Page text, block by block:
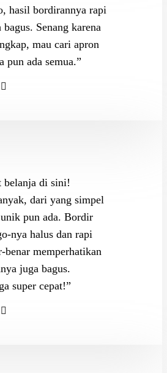
hasil bordirannya rapi
Senang karena
mau cari apron
pun ada semua.”
belanja di sini!
dari yang simpel
pun ada. Bordir
nya halus dan rapi
benar memperhatikan
juga bagus.
super cepat!”